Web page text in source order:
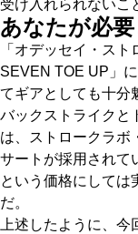
受け入れられないこ
あなたが必
「オデッセイ・ス
SEVEN TOE UP」
てギアとしても十分
バックストライクと
は、ストロークラボ
サートが採用されて
という価格にしては
だ。
上述したように、